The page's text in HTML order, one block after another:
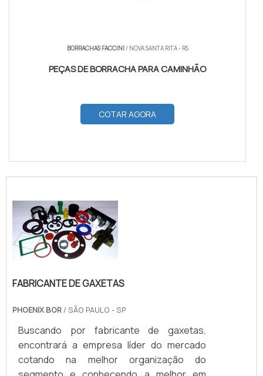
BORRACHAS FACCINI/ NOVA SANTA RITA - RS
PEÇAS DE BORRACHA PARA CAMINHÃO
COTAR AGORA
FABRICANTE DE GAXETAS
PHOENIX BOR / SÃO PAULO - SP
Buscando por fabricante de gaxetas,
encontrará a empresa líder do mercado
cotando na melhor organização do